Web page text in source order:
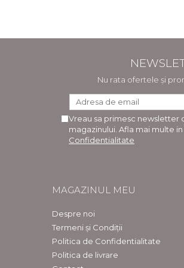
Nu rata ofertele și
Vreau sa primesc newsletter
magazinului. Afla mai multe in
Confidentialitate
MAGAZINUL MEU
Despre noi
Termeni și Condiții
Politica de Confidentialitate
Politica de livrare